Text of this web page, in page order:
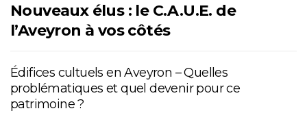
Nouveaux élus : le C.A.U.E. de
l’Aveyron à vos côtés
Édifices cultuels en Aveyron – Quelles
problématiques et quel devenir pour ce
patrimoine ?